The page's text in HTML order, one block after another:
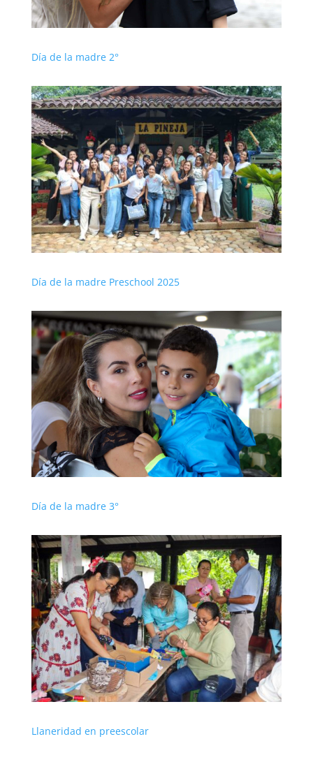
Día de la madre 2°
Día de la madre Preschool 2025
Día de la madre 3°
Llaneridad en preescolar